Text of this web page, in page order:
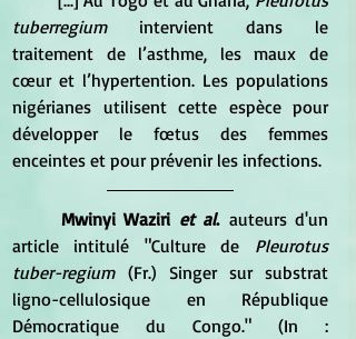
tuberregium intervient dans le
traitement de l’asthme, les maux de
cœur et l’hypertention. Les populations
nigérianes utilisent cette espèce pour
développer le fœtus des femmes
enceintes et pour prévenir les infections.
Mwinyi Waziri et al. auteurs d'un
article intitulé "Culture de Pleurotus
tuber-regium (Fr.) Singer sur substrat
ligno-cellulosique en République